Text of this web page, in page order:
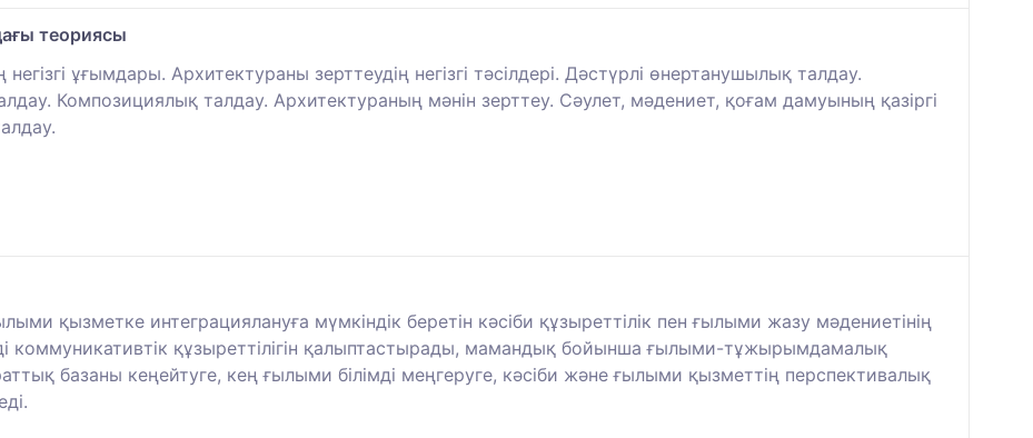
теориясы
ұғымдары. Архитектураны зерттеудің негізгі тәсілдері. Дәстүрлі өнертанушылық талдау.
Композициялық талдау. Архитектураның мәнін зерттеу. Сәулет, мәдениет, қоғам дамуының қазіргі
қызметке интеграциялануға мүмкіндік беретін кәсіби құзыреттілік пен ғылыми жазу мәдениетінің
коммуникативтік құзыреттілігін қалыптастырады, мамандық бойынша ғылыми-тұжырымдамалық
базаны кеңейтуге, кең ғылыми білімді меңгеруге, кәсіби және ғылыми қызметтің перспективалық